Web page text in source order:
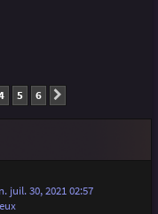
h
5 6
juil. 30, 2021 02:57